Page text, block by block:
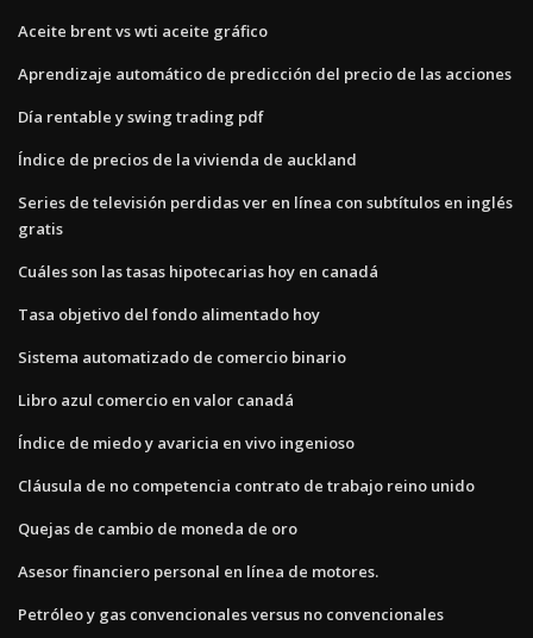
Aceite brent vs wti aceite gráfico
Aprendizaje automático de predicción del precio de las acciones
Día rentable y swing trading pdf
Índice de precios de la vivienda de auckland
Series de televisión perdidas ver en línea con subtítulos en inglés
gratis
Cuáles son las tasas hipotecarias hoy en canadá
Tasa objetivo del fondo alimentado hoy
Sistema automatizado de comercio binario
Libro azul comercio en valor canadá
Índice de miedo y avaricia en vivo ingenioso
Cláusula de no competencia contrato de trabajo reino unido
Quejas de cambio de moneda de oro
Asesor financiero personal en línea de motores.
Petróleo y gas convencionales versus no convencionales